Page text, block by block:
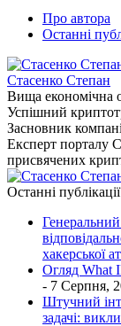
Про автора
Останні
Стасенко Степан
Вища економічна
Успішний
Засновник
Експерт порталу
присвячених
Останні
хакерської
Огляд What
- 7 Серпня,
Штучний
задачі: